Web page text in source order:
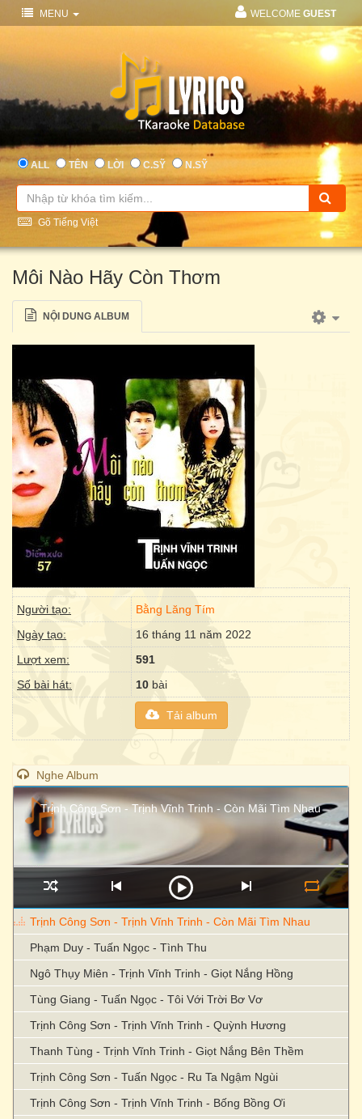
MENU WELCOME GUEST
ALL TÊN LỜI C.SỸ N.SỸ
Gõ Tiếng Việt
Môi Nào Hãy Còn Thơm
NỘI DUNG ALBUM
Người tạo:
Bằng Lăng Tím
Ngày tạo:
16 tháng 11 năm 2022
Lượt xem:
591
Số bài hát:
10 bài
Tải album
Nghe Album
Trịnh Công Sơn - Trịnh Vĩnh Trinh - Còn Mãi Tìm Nhau
Trịnh Công Sơn - Trịnh Vĩnh Trinh - Còn Mãi Tìm Nhau
Phạm Duy - Tuấn Ngọc - Tình Thu
Ngô Thụy Miên - Trịnh Vĩnh Trinh - Giọt Nắng Hồng
Tùng Giang - Tuấn Ngọc - Tôi Với Trời Bơ Vơ
Trịnh Công Sơn - Trịnh Vĩnh Trinh - Quỳnh Hương
Thanh Tùng - Trịnh Vĩnh Trinh - Giọt Nắng Bên Thềm
Trịnh Công Sơn - Tuấn Ngọc - Ru Ta Ngậm Ngùi
Trịnh Công Sơn - Trịnh Vĩnh Trinh - Bống Bồng Ơi